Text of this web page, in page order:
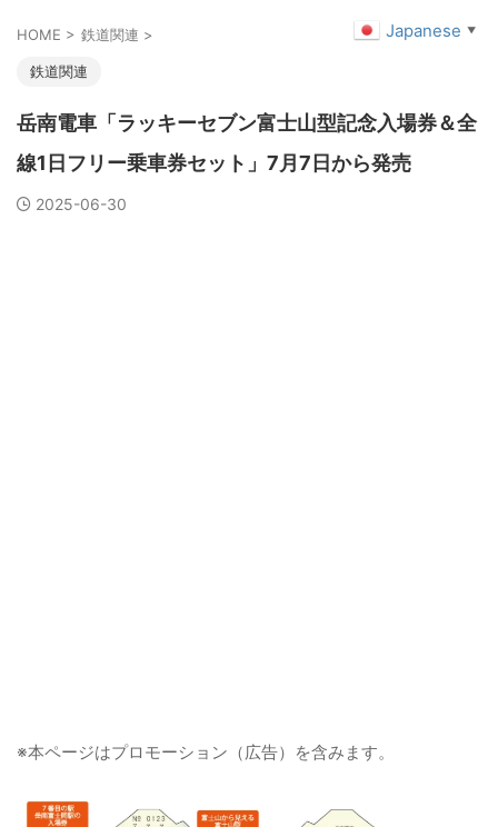
HOME > 鉄道関連 >
鉄道関連
岳南電車「ラッキーセブン富士山型記念入場券＆全
線1日フリー乗車券セット」7月7日から発売
2025-06-30
※本ページはプロモーション（広告）を含みます。
Japanese ▼